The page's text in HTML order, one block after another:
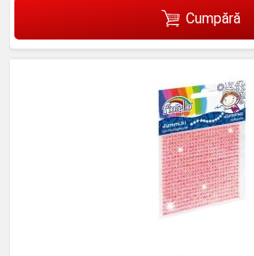
Cumpără